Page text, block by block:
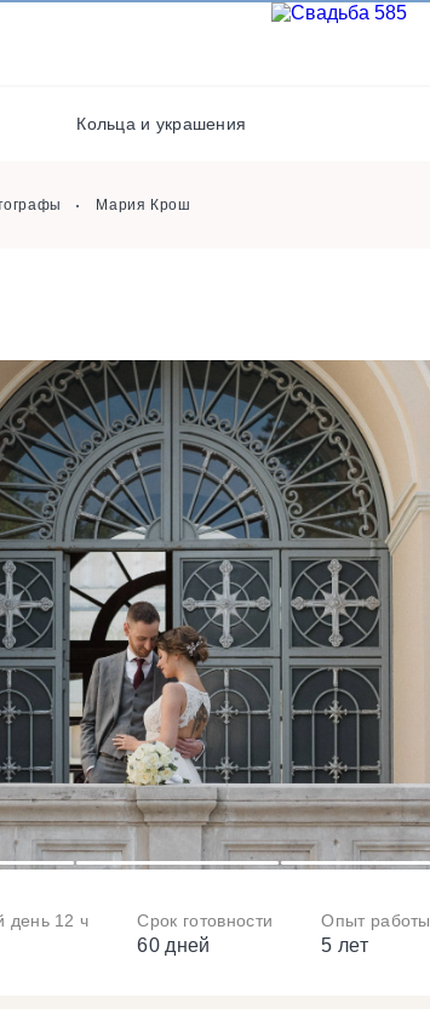
Кольца и украшения
Выездная регистрация
Мария Крош
3 4
день 12 ч Срок готовности
60 дней
Опыт работы
5 лет